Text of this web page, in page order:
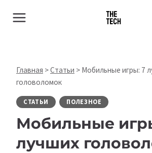
Главная >Статьи > Мобильные игры: 7
головоломок
СТАТЬИ ПОЛЕЗНОЕ
Мобильные
лучших